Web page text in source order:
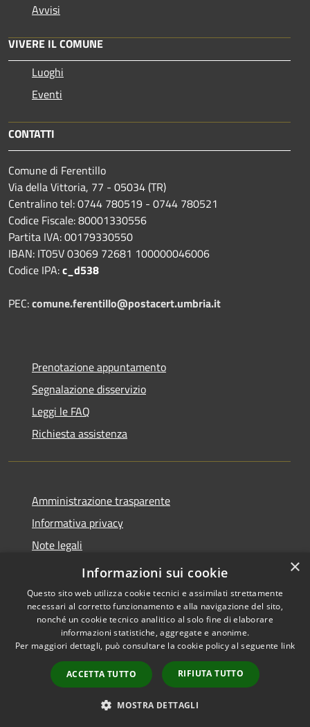
Avvisi
VIVERE IL COMUNE
Luoghi
Eventi
CONTATTI
Comune di Ferentillo
Via della Vittoria, 77 - 05034 (TR)
Centralino tel: 0744 780519 - 0744 780521
Codice Fiscale: 80001330556
Partita IVA: 00179330550
IBAN: IT05V 03069 72681 100000046006
Codice IPA:c_d538
PEC:comune.ferentillo@postacert.umbria.it
Prenotazione appuntamento
Segnalazione disservizio
Leggi le FAQ
Richiesta assistenza
Amministrazione trasparente
Informativa privacy
Note legali
Dichiarazione di accessibilità
Accessibilità
Copyright © 2026 • Comune di
Ferentillo • Powered by
Municipium•
Accesso
redazione
×
Informazioni sui cookie
Questo sito web utilizza cookie tecnici e assimilati strettamente
necessari al corretto funzionamento e alla navigazione del sito,
nonché un cookie tecnico analitico al solo fine di elaborare
informazioni statistiche, aggregate e anonime.
Per maggiori dettagli, può consultare la cookie policy al seguente link
ACCETTA TUTTO RIFIUTA TUTTO
MOSTRA DETTAGLI